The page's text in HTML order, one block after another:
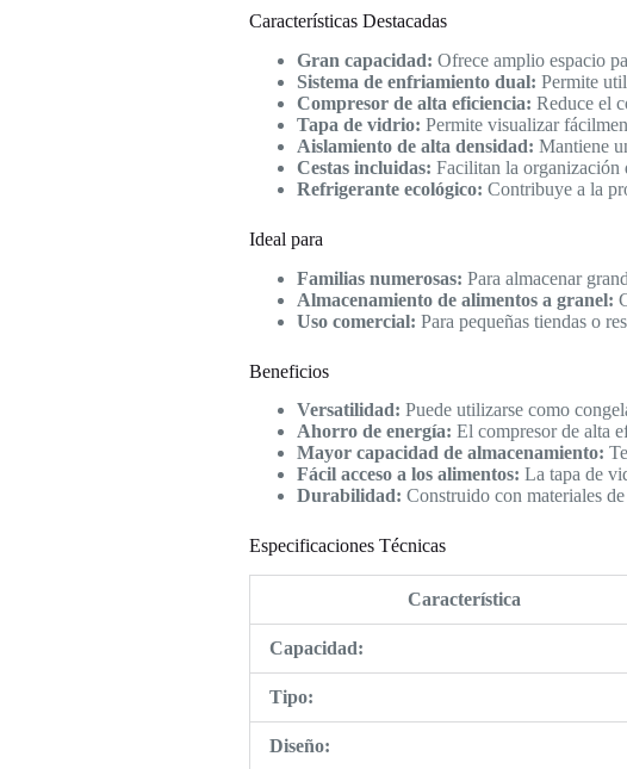
Características Destacadas
Gran capacidad: Ofrece amplio espacio
Sistema de enfriamiento dual: Permite
Compresor de alta eficiencia: Reduce el
Tapa de vidrio: Permite visualizar
Aislamiento de alta densidad: Mantiene
Cestas incluidas: Facilitan la organización
Refrigerante ecológico: Contribuye a la
Ideal para
Familias numerosas: Para almacenar
Almacenamiento de alimentos a granel:
Uso comercial: Para pequeñas tiendas o
Beneficios
Versatilidad: Puede utilizarse como
Ahorro de energía: El compresor de alta
Mayor capacidad de almacenamiento:
Fácil acceso a los alimentos: La tapa de
Durabilidad: Construido con materiales
Especificaciones Técnicas
Característica
Capacidad:
Tipo:
Diseño: